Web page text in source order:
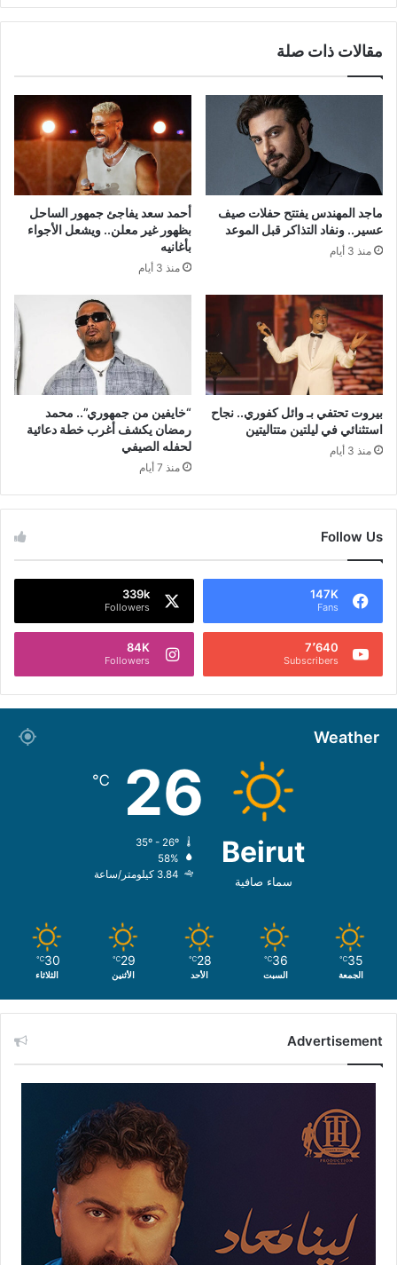
مقالات ذات صلة
ماجد المهندس يفتتح حفلات صيف
عسير.. ونفاد التذاكر قبل الموعد
منذ 3 أيام
أحمد سعد يفاجئ جمهور الساحل
بظهور غير معلن.. ويشعل الأجواء
بأغانيه
منذ 3 أيام
بيروت تحتفي بـ وائل كفوري.. نجاح
استثنائي في ليلتين متتاليتين
منذ 3 أيام
“خايفين من جمهوري”.. محمد
رمضان يكشف أغرب خطة دعائية
لحفله الصيفي
منذ 7 أيام
Follow Us
147K
Fans
339k
Followers
7٬640
Subscribers
84K
Followers
Weather
Beirut
سماء صافية
26
℃
58%
3.84 كيلومتر/ساعة
35
℃
الجمعة
36
℃
السبت
28
℃
الأحد
29
℃
الأثنين
30
℃
الثلاثاء
Advertisement